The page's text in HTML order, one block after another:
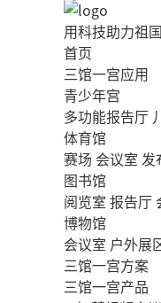
用科技助力祖
首页
三馆一宫应用
青少年宫
多功能报告厅
体育馆
赛场 会议室 发
图书馆
阅览室 报告厅
博物馆
会议室 户外展
三馆一宫方案
三馆一宫产品